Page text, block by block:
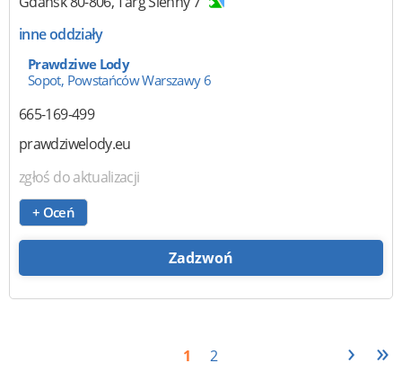
inne oddziały
Prawdziwe Lody
Sopot, Powstańców Warszawy 6
665-169-499
prawdziwelody.eu
zgłoś do aktualizacji
+ Oceń
Zadzwoń
1 2 › »